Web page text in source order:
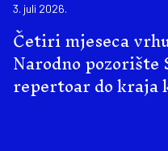
3. juli 2026.
Četiri mjeseca
Narodno
repertoar do kraja